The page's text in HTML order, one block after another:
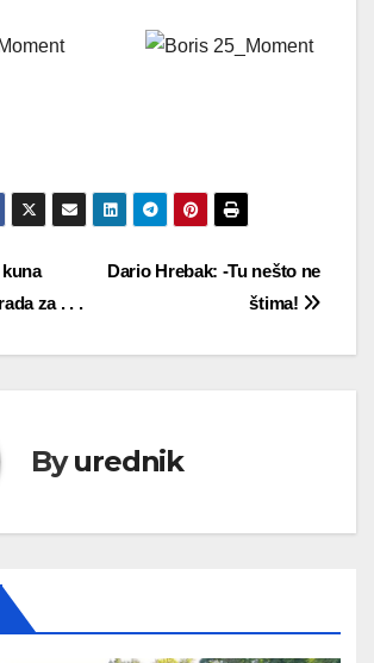
Dario Hrebak: -Tu nešto ne
štima!
kuna
za . . .
Byurednik